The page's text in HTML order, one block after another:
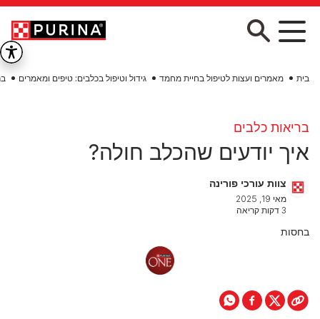
Skip to main content
בית מאמרים ועצות לטיפול בחיית מחמד גידול וטיפול בכלבים: טיפים ומאמרים
בריאות כלבים
איך יודעים שהכלב חולה?
צוות עורכי פורינה
מאי 19, 2025
3 דקות קריאה
בחסות